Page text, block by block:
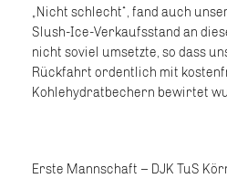
„Nicht schlecht“, fand auch
Slush-Ice-Verkaufsstand an
nicht soviel umsetzte, so dass
Rückfahrt ordentlich mit
Kohlehydratbechern bewirtet
Erste Mannschaft – DJK TuS